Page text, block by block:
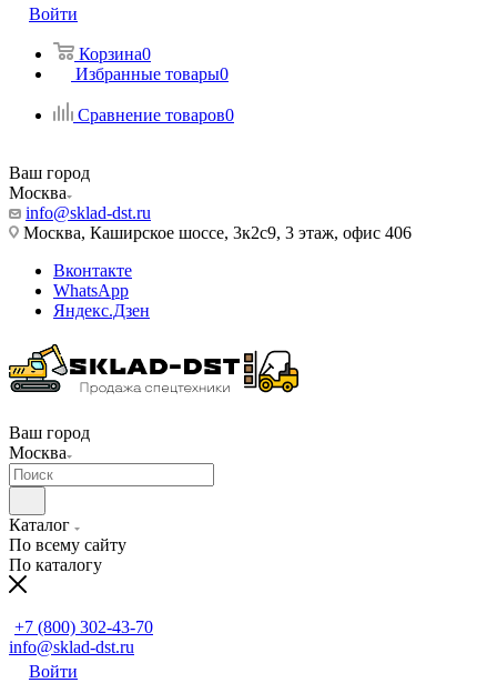
Войти
Корзина0
Избранные товары0
Сравнение товаров0
Ваш город
Москва
info@sklad-dst.ru
Москва, Каширское шоссе, 3к2с9, 3 этаж, офис 406
Вконтакте
WhatsApp
Яндекс.Дзен
Ваш город
Москва
Каталог
По всему сайту
По каталогу
+7 (800) 302-43-70
info@sklad-dst.ru
Войти